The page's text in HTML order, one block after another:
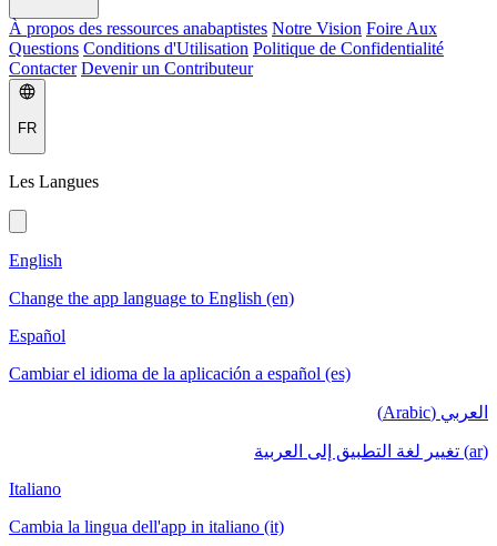
À propos des ressources anabaptistes Notre Vision Foire Aux
Questions Conditions d'Utilisation Politique de Confidentialité
Contacter Devenir un Contributeur
FR
Les Langues
English
Change the app language to English (en)
Español
Cambiar el idioma de la aplicación a español (es)
العربي (Arabic)
(ar) تغيير لغة التطبيق إلى العربية
Italiano
Cambia la lingua dell'app in italiano (it)